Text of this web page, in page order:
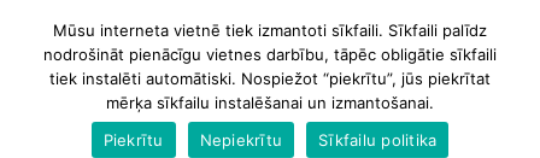
Mūsu interneta vietnē tiek izmantoti sīkfaili. Sīkfaili palīdz
nodrošināt pienācīgu vietnes darbību, tāpēc obligātie sīkfaili
tiek instalēti automātiski. Nospiežot “piekrītu”, jūs piekrītat
mērķa sīkfailu instalēšanai un izmantošanai.
Piekrītu
Nepiekrītu Sīkfailu politika